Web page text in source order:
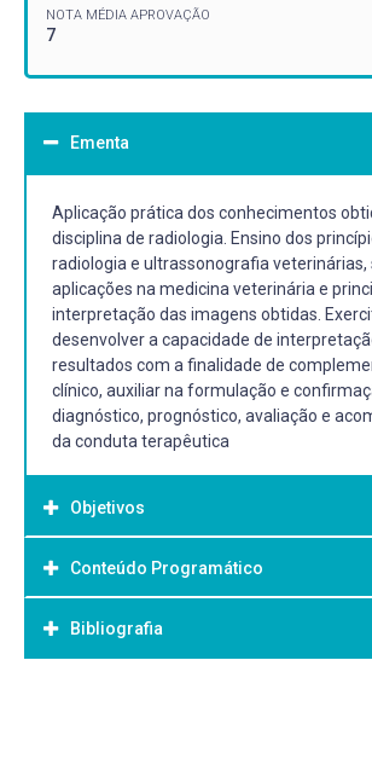
NOTA MÉDIA APROVAÇÃO
7
Ementa
Aplicação prática dos conhecimentos
disciplina de radiologia. Ensino dos
radiologia e ultrassonografia veterinárias,
aplicações na medicina veterinária e
interpretação das imagens obtidas.
desenvolver a capacidade de
resultados com a finalidade de
clínico, auxiliar na formulação e
diagnóstico, prognóstico, avaliação e
da conduta terapêutica
Objetivos
Objetivo Geral:
Objetivo geral:
Tem esta disciplina, como objetivo,
Conteúdo Programático
Realização de exames radiográficos e
de acordo com a casuística do hospital
Bibliografia